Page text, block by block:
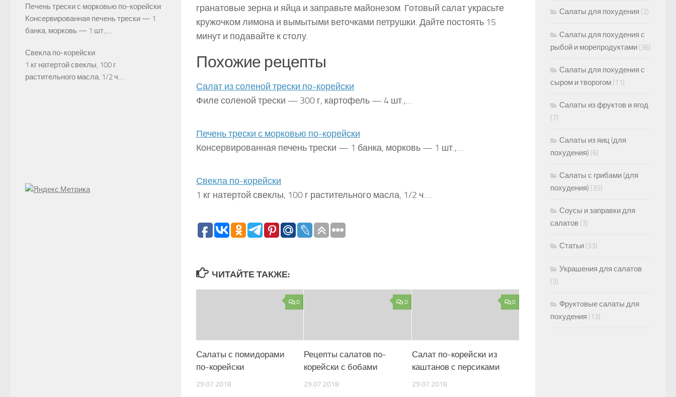
гранатовые зерна и яйца и заправьте майо­незом. Готовый салат украсьте
кружочком лимона и вымыты­ми веточками петрушки. Дайте постоять 15
минут и подавайте к столу.
Похожие рецепты
Салат из соленой трески по-корейски
Филе соленой трески — 300 г, картофель — 4 шт.,…
Печень трески с морковью по-корейски
Консервированная печень трески — 1 банка, морковь — 1 шт.,…
Свекла по-корейски
1 кг натертой свеклы, 100 г растительного масла, 1/2 ч.…
ЧИТАЙТЕ ТАКЖЕ:
0
Салаты с помидорами
по-корейски
29.07.2018
0
Рецепты салатов по-
корейски с бобами
29.07.2018
0
Салат по-корейски из
каштанов с персиками
29.07.2018
Печень трески с морковью по-корейски
Консервированная печень трески — 1
банка, морковь — 1 шт.,…
Свекла по-корейски
1 кг натертой свеклы, 100 г
растительного масла, 1/2 ч.…
Салаты для похудения (2)
Салаты для похудения с
рыбой и морепродуктами (36)
Салаты для похудения с
сыром и творогом (11)
Салаты из фруктов и ягод
(7)
Салаты из яиц (для
похудения) (6)
Салаты с грибами (для
похудения) (35)
Соусы и заправки для
салатов (3)
Статьи (33)
Украшения для салатов
(3)
Фруктовые салаты для
похудения (13)